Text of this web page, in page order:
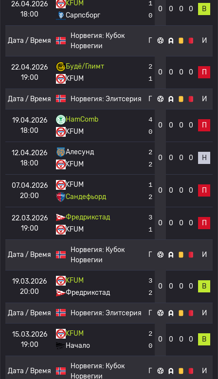
26.04.2026
18:00
KFUM
Сарпсборг
1
0
0 0 0 0 В
Дата / Время
Норвегия: Кубок
Норвегии
Г И
22.04.2026
19:00
Будё/Глимт
KFUM
2
1
0 0 0 0 П
Дата / Время Норвегия: Элитсерия Г И
19.04.2026
18:00
HamComb
KFUM
4
0
0 0 0 0 П
12.04.2026
18:00
Алесунд
KFUM
2
2
0 0 0 0 Н
07.04.2026
20:00
KFUM
Сандефьорд
1
2
0 0 0 0 П
22.03.2026
19:00
Фредрикстад
KFUM
3
1
0 0 0 0 П
Дата / Время
Норвегия: Кубок
Норвегии
Г И
19.03.2026
20:00
KFUM
Фредрикстад
3
2
0 0 0 0 В
Дата / Время Норвегия: Элитсерия Г И
15.03.2026
19:00
KFUM
Начало
2
0
0 0 0 0 В
Дата / Время
Норвегия: Кубок
Норвегии
Г И